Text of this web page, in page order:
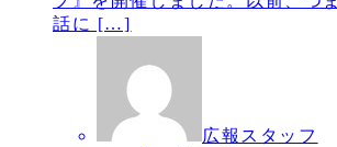
話に […]
広報スタッフ